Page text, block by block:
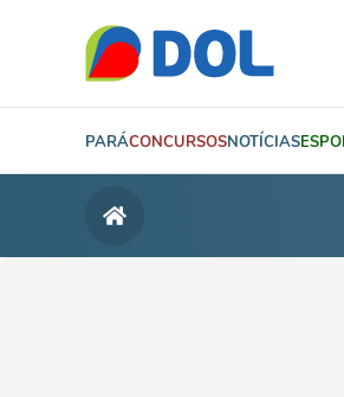
PARÁCONCURSOSNOTÍCIAS